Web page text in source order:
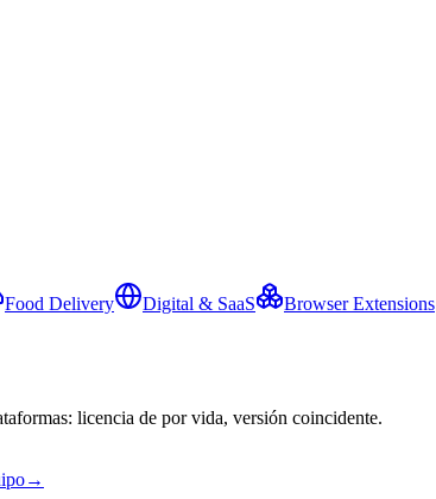
Food Delivery Digital & SaaS Browser Extensions
licencia de por vida, versión coincidente.
→